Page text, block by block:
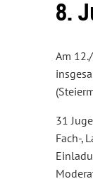
8.
Am
31
Fach-,